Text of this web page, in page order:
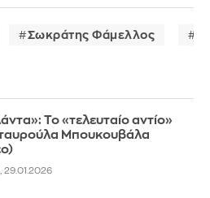
Σωκράτης Φάμελλος
Το «τελευταίο αντίο»
Μπουκουβάλα
29.01.2026